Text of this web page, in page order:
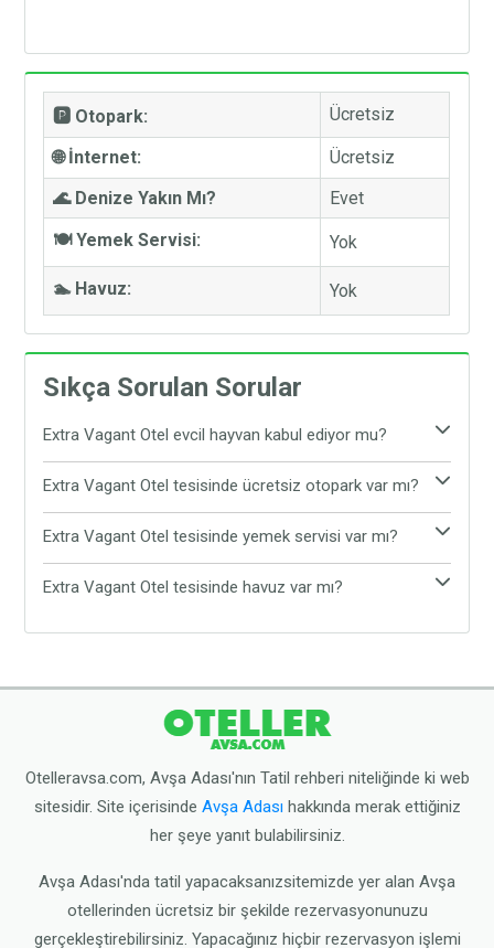
🅿️ Otopark: Ücretsiz
🌐 İnternet:
Ücretsiz
🌊 Denize Yakın Mı?
Evet
🍽️ Yemek Servisi:
Yok
🏊 Havuz: Yok
Sıkça Sorulan Sorular
Extra Vagant Otel evcil hayvan kabul ediyor mu?
Evet, Extra Vagant Otel evcil hayvan kabul
etmektedir. Tesiste evcil hayvanınız ile rahat ve
Extra Vagant Otel tesisinde ücretsiz otopark var mı?
Evet, Extra Vagant Otel tesisinde ücretsiz otopark
bulunmaktadır. Araç ile gelen tatilciler, araçlarını
Extra Vagant Otel tesisinde yemek servisi var mı?
Extra Vagant Otel tesisinde yemek servisi
bulunmamaktadır. Tesis çevresinde yer alan Avşa
Extra Vagant Otel tesisinde havuz var mı?
Otelleravsa.com, Avşa Adası'nın Tatil rehberi niteliğinde ki web
sitesidir. Site içerisinde Avşa Adasıhakkında merak ettiğiniz
her şeye yanıt bulabilirsiniz.
Avşa Adası'nda tatil yapacaksanızsitemizde yer alan Avşa
otellerinden ücretsiz bir şekilde rezervasyonunuzu
gerçekleştirebilirsiniz. Yapacağınız hiçbir rezervasyon işlemi